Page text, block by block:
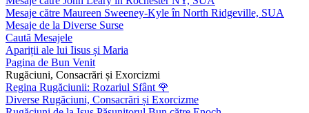
Mesaje către Maureen Sweeney-Kyle în North Ridgeville, SUA
Mesaje de la Diverse Surse
Caută Mesajele
Apariții ale lui Iisus și Maria
Pagina de Bun Venit
Rugăciuni, Consacrări și Exorcizmi
Regina Rugăciunii: Rozariul Sfânt 🌹
Diverse Rugăciuni, Consacrări și Exorcizme